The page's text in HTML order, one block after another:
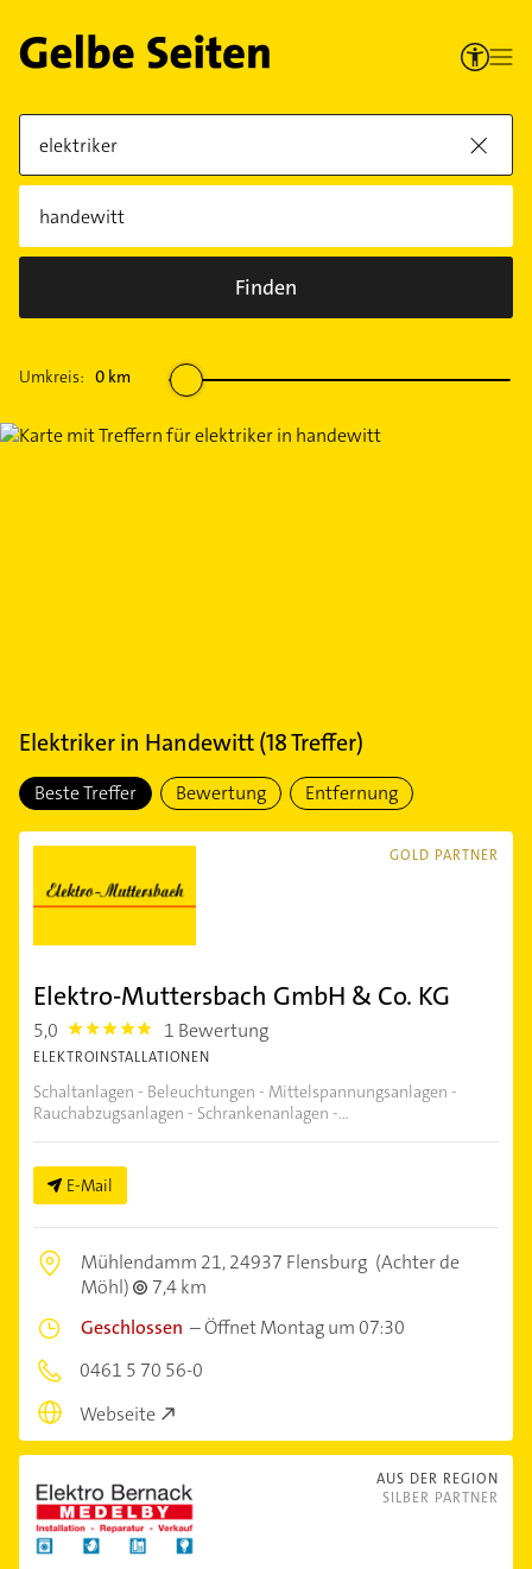
Finden
Umkreis: 0 km
Elektrikerin Handewitt(18Treffer)
Beste Treffer Bewertung Entfernung
GOLD PARTNER
Elektro-Muttersbach GmbH & Co. KG
5,0 5.0 1 Bewertung
ELEKTROINSTALLATIONEN
Schaltanlagen - Beleuchtungen - Mittelspannungsanlagen -
Rauchabzugsanlagen - Schrankenanlagen -...
E-Mail
Mühlendamm 21,24937 Flensburg (Achter de
Möhl)
7,4 km
Geschlossen –Öffnet Montag um 07:30
0461 5 70 56-0
Webseite
AUS DER REGION
SILBER PARTNER